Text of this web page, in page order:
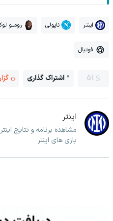
اینتر ناپولی روملو
فوتبال
51 اشتراک گذاری
اینتر
مشاهده برنامه و نتایج
بازی های اینتر